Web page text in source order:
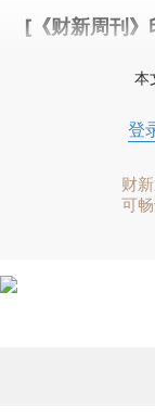
[《财新周刊》
本
登
财
可